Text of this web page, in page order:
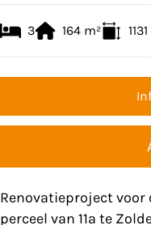
3 164 m² 1131
Renovatieproject
perceel van 11a te